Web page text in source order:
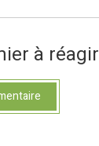
à réagir